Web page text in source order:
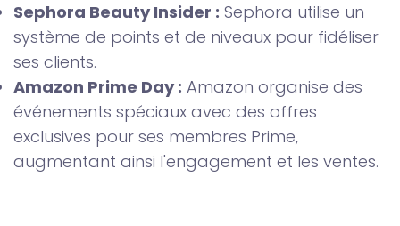
Sephora Beauty Insider : Sephora utilise un
système de points et de niveaux pour fidéliser
ses clients.
Amazon Prime Day : Amazon organise des
événements spéciaux avec des offres
exclusives pour ses membres Prime,
augmentant ainsi l'engagement et les ventes.